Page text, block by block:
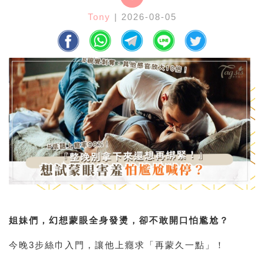
Tony | 2026-08-05
姐妹們，幻想蒙眼全身發燙，卻不敢開口怕尷尬？
今晚3步絲巾入門，讓他上癮求「再蒙久一點」！